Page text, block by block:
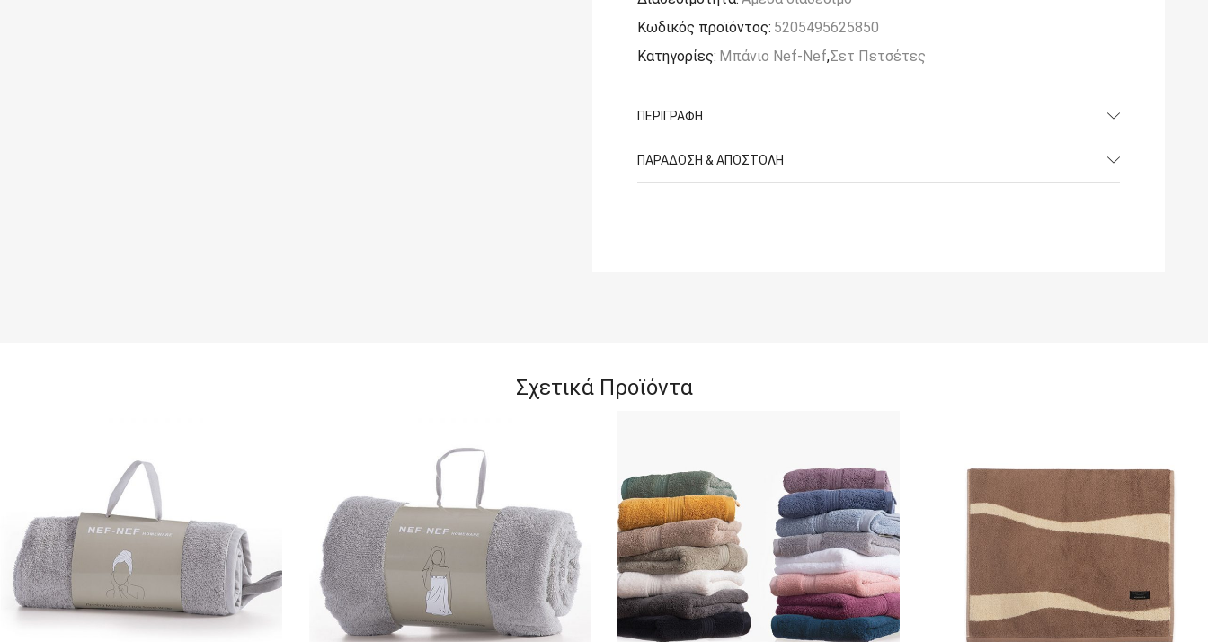
Amaranda
Pink
Κωδικός προϊόντος: 5205495625850
Κατηγορίες: Μπάνιο Nef-Nef,Σετ Πετσέτες
ΠΕΡΙΓΡΑΦΉ
ΠΑΡΆΔΟΣΗ & ΑΠΟΣΤΟΛΉ
Σχετικά Προϊόντα